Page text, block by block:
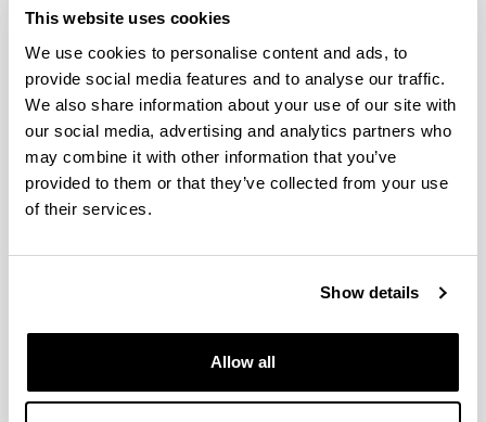
This website uses cookies
We use cookies to personalise content and ads, to
provide social media features and to analyse our traffic.
We also share information about your use of our site with
our social media, advertising and analytics partners who
may combine it with other information that you’ve
provided to them or that they’ve collected from your use
of their services.
Show details
Allow all
4 arrazoi gradu hau aukeratzeko